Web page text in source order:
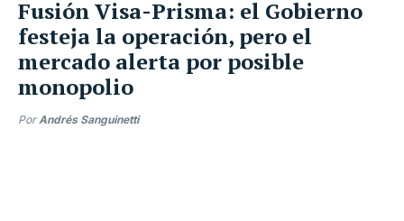
Fusión Visa-Prisma: el Gobierno
festeja la operación, pero el
mercado alerta por posible
monopolio
PorAndrés Sanguinetti